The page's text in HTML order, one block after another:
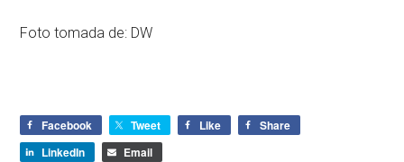
Foto tomada de: DW
Facebook Tweet Like
Share
LinkedIn
Email